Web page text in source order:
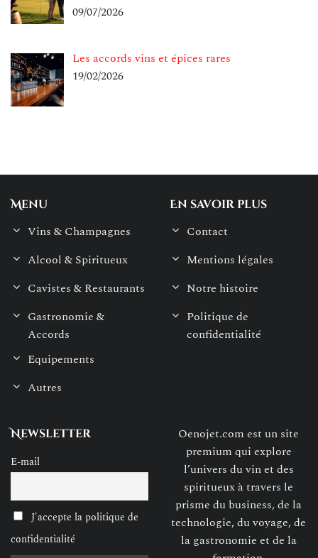
09/07/2026
Les accords vins et épices rares
19/02/2026
Menu
Vins & Champagnes
Alcool & Spiritueux
Cavistes & Restaurants
Gastronomie &
Accords
Equipements
Autres
En savoir plus
Contact
Mentions légales
Notre histoire
Politique de
confidentialité
Newsletter
E-mail
J'accepte la politique de
confidentialité
Oenojet.com est un site
premium qui explore
l’univers du vin et des
spiritueux à travers le
prisme du business, de la
technologie, du voyage, de
la gastronomie et de la